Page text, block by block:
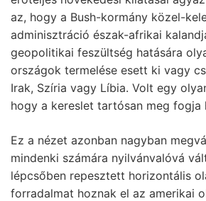
az, hogy a Bush-kormány közel-
adminisztráció észak-afrikai
geopolitikai feszültség hatására
országok termelése esett ki vagy
Irak, Szíria vagy Líbia. Volt egy
hogy a kereslet tartósan meg fogja
Ez a nézet azonban nagyban
mindenki számára nyilvánvalóvá
lépcsőben repesztett horizontális
forradalmat hoznak el az amerikai